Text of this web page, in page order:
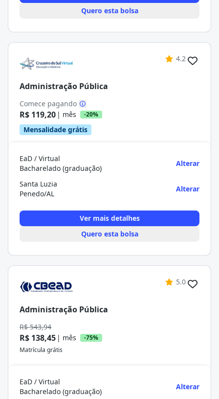
Quero esta bolsa
4.2
Administração Pública
Comece pagando
R$ 119,20 | mês -20%
Mensalidade grátis
EaD / Virtual
Bacharelado (graduação)
Alterar
Santa Luzia
Penedo/AL
Alterar
Ver mais detalhes
Quero esta bolsa
5.0
Administração Pública
R$ 543,94
R$ 138,45 | mês
-75%
Matrícula grátis
EaD / Virtual
Bacharelado (graduação)
Alterar